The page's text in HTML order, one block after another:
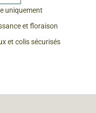
& Graines Spéciales
fleurs de A à Z
uniquement
et floraison
et colis sécurisés